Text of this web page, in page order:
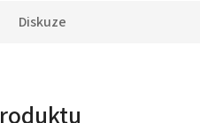
Diskuze